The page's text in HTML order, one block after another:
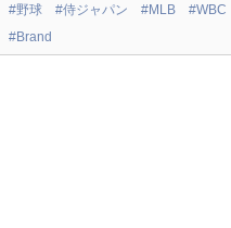
#野球 #侍ジャパン #MLB #WBC
#Brand